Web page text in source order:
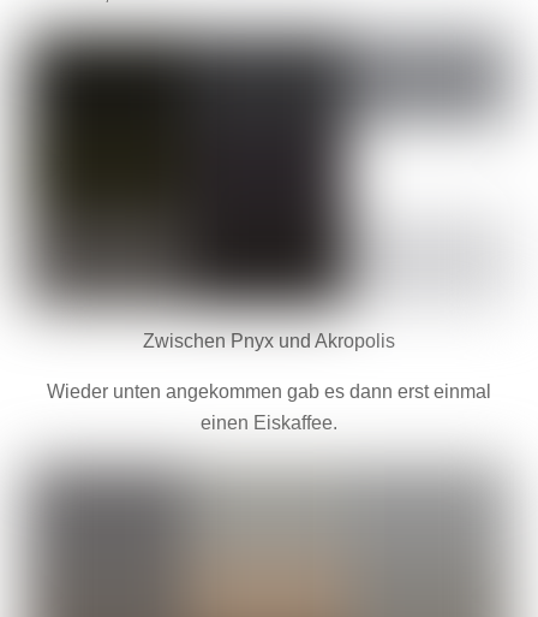
Zwischen Pnyx und Akropolis
Wieder unten angekommen gab es dann erst einmal
einen Eiskaffee.